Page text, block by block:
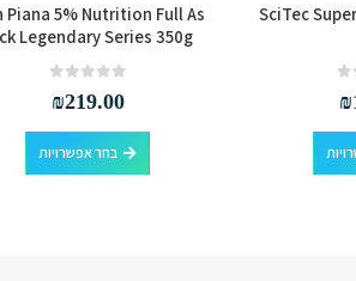
SciTec
₪
למוצר זה יש מספר סוגים. ניתן לבחור את האפשרויות בעמוד המוצר
Piana 5% Nutrition Full As
Legendary Series 350g
₪219.00
בחר אפשרויות
למוצר זה יש מספר סוגים. ניתן לבחור את